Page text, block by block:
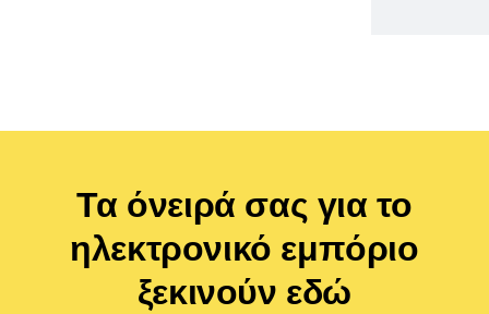
Τα όνειρά σας για το
ηλεκτρονικό εμπόριο
ξεκινούν εδώ